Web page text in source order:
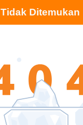
Ditemukan